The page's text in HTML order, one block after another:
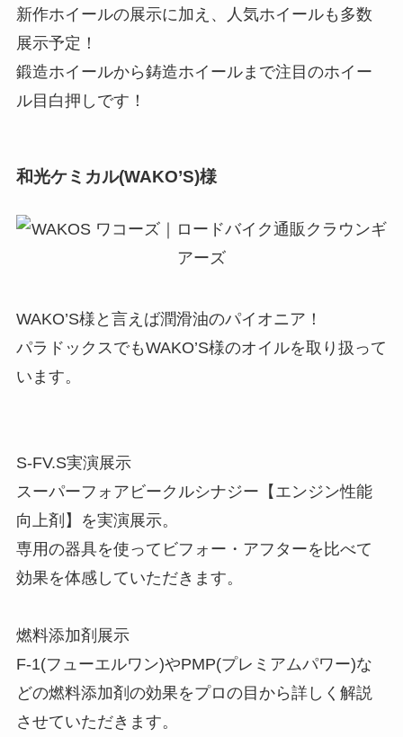
新作ホイールの展示に加え、人気ホイールも多数
展示予定！
鍛造ホイールから鋳造ホイールまで注目のホイー
ル目白押しです！
和光ケミカル(WAKO’S)様
WAKO’S様と言えば潤滑油のパイオニア！
パラドックスでもWAKO’S様のオイルを取り扱って
います。
S-FV.S実演展示
スーパーフォアビークルシナジー【エンジン性能
向上剤】を実演展示。
専用の器具を使ってビフォー・アフターを比べて
効果を体感していただきます。
燃料添加剤展示
F-1(フューエルワン)やPMP(プレミアムパワー)な
どの燃料添加剤の効果をプロの目から詳しく解説
させていただきます。